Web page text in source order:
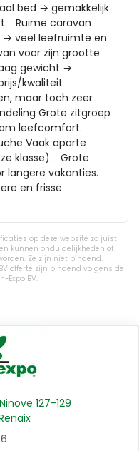
bed → gemakkelijk
Ruime caravan
→ veel leefruimte en
voor zijn grootte
gewicht →
kwaliteit
maar toch zeer
Grote zitgroep
leefcomfort.
Vaak aparte
klasse).   Grote
langere vakanties.
en frisse
op deze website zo juist
kunnen onduidelijkheden of
Ze zijn niet bindend.
offerte zijn bindend volgens de
Expo BV.
127-129